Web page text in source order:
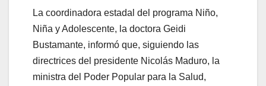
La coordinadora estadal del programa Niño,
Niña y Adolescente, la doctora Geidi
Bustamante, informó que, siguiendo las
directrices del presidente Nicolás Maduro, la
ministra del Poder Popular para la Salud,